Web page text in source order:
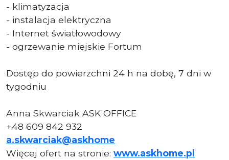
- klimatyzacja
- instalacja elektryczna
- Internet światłowodowy
- ogrzewanie miejskie Fortum
Dostęp do powierzchni 24 h na dobę, 7 dni w
tygodniu
Anna Skwarciak ASK OFFICE
+48 609 842 932
a.skwarciak@askhome
Więcej ofert na stronie: www.askhome.pl